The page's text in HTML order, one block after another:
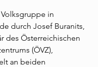
in
durch Josef Buranits,
des Österreichischen
(ÖVZ),
an beiden